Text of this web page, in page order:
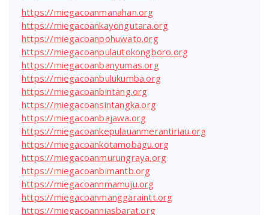
https://miegacoanmanahan.org
https://miegacoankayongutara.org
https://miegacoanpohuwato.org
https://miegacoanpulautokongboro.org
https://miegacoanbanyumas.org
https://miegacoanbulukumba.org
https://miegacoanbintang.org
https://miegacoansintangka.org
https://miegacoanbajawa.org
https://miegacoankepulauanmerantiriau.org
https://miegacoankotamobagu.org
https://miegacoanmurungraya.org
https://miegacoanbimantb.org
https://miegacoannmamuju.org
https://miegacoanmanggaraintt.org
https://miegacoanniasbarat.org